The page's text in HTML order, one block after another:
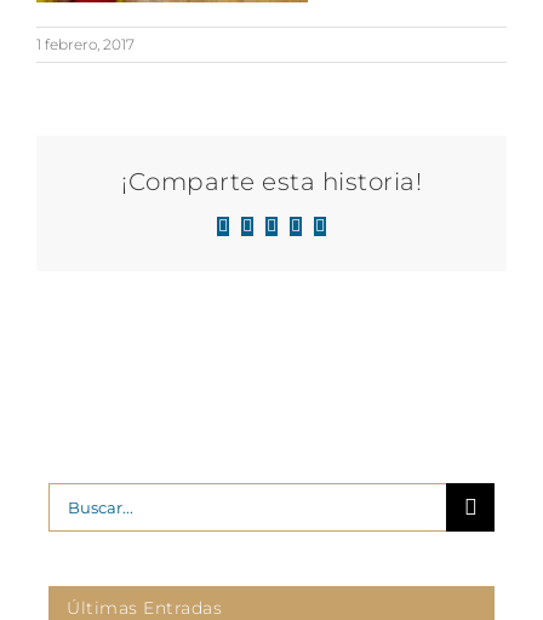
1 febrero, 2017
¡Comparte esta historia!
Facebook
X LinkedIn
WhatsApp
Correo
Buscar:
Últimas Entradas